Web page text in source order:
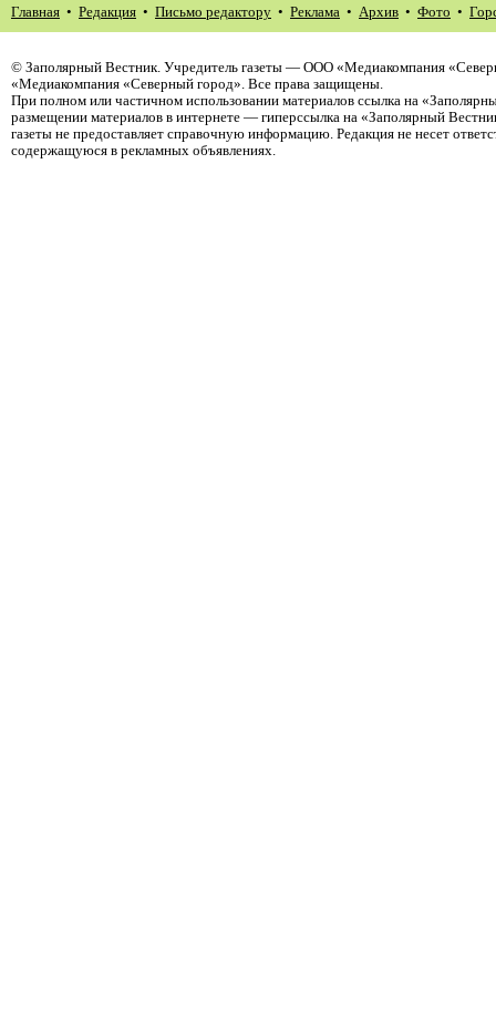
Главная • Редакция • Письмо редактору • Реклама • Архив • Фото •
© Заполярный Вестник. Учредитель газеты — ООО «Медиакомпания
«Медиакомпания «Северный город». Все права защищены.
При полном или частичном использовании материалов ссылка на
размещении материалов в интернете — гиперссылка на «Заполярный
газеты не предоставляет справочную информацию. Редакция не несет
содержащуюся в рекламных объявлениях.